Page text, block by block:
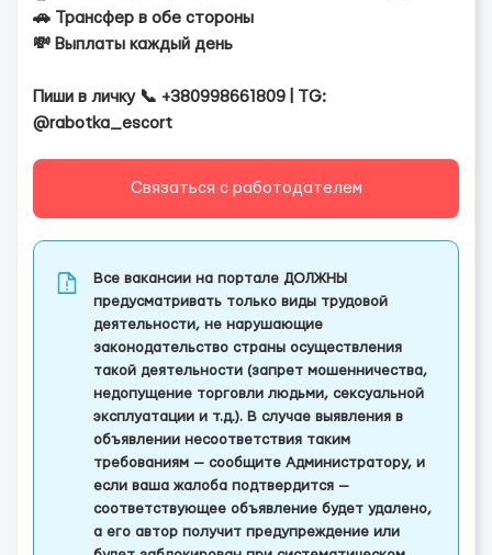
🚗 Трансфер в обе стороны
💸 Выплаты каждый день
Пиши в личку 📞 +380998661809 | TG:
@rabotka_escort
Связаться с работодателем
Все вакансии на портале ДОЛЖНЫ
предусматривать только виды трудовой
деятельности, не нарушающие
законодательство страны осуществления
такой деятельности (запрет мошенничества,
недопущение торговли людьми, сексуальной
эксплуатации и т.д.). В случае выявления в
объявлении несоответствия таким
требованиям — сообщите Администратору, и
если ваша жалоба подтвердится —
соответствующее объявление будет удалено,
а его автор получит предупреждение или